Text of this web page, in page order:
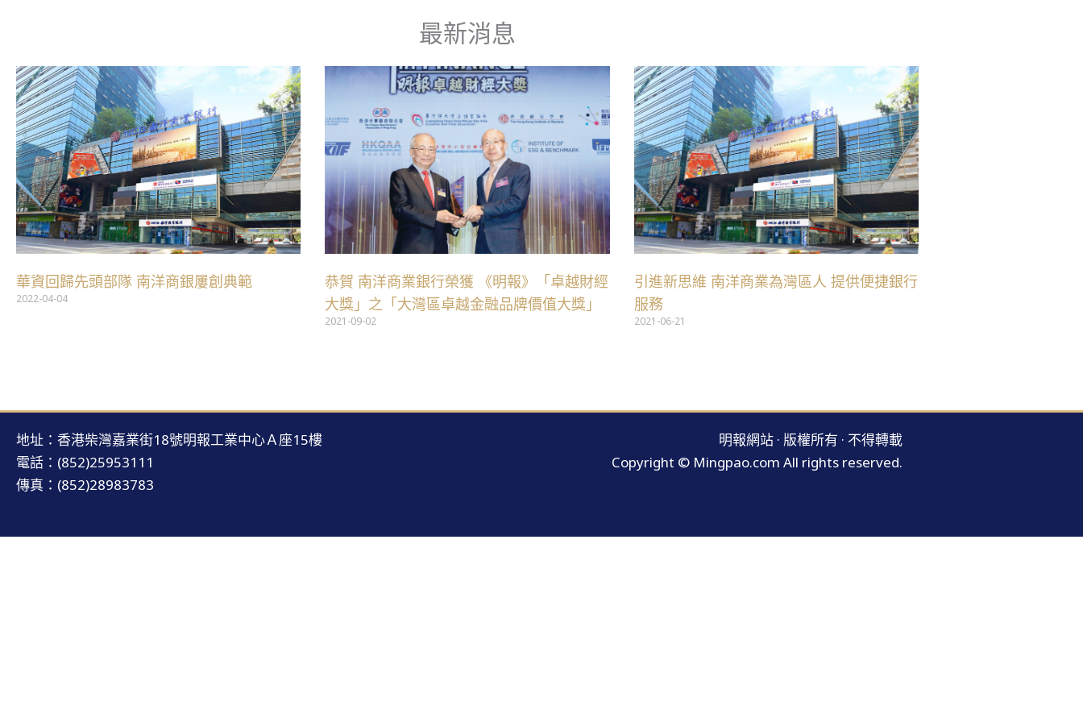
最新消息
華資回歸先頭部隊 南洋商銀屢創典範
2022-04-04
恭賀 南洋商業銀行榮獲 《明報》「卓越財經
大獎」之「大灣區卓越金融品牌價值大獎」
2021-09-02
引進新思維 南洋商業為灣區人 提供便捷銀行
服務
2021-06-21
地址：香港柴灣嘉業街18號明報工業中心Ａ座15樓
電話：(852)25953111
傳真：(852)28983783
明報網站 · 版權所有 · 不得轉載
Copyright © Mingpao.com All rights reserved.